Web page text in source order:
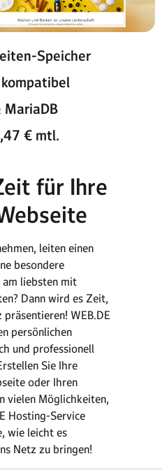
Speicher
MariaDB
€ mtl.
für Ihre
leiten einen
besondere
am liebsten mit
Dann wird es Zeit,
WEB.DE
persönlichen
und professionell
Sie Ihre
oder Ihren
vielen Möglichkeiten,
Hosting-Service
wie leicht es
Netz zu bringen!